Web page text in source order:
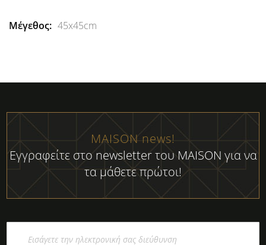
45x45cm
MAISON news!
Εγγραφείτε στο newsletter του MAISON για να
τα μάθετε πρώτοι!